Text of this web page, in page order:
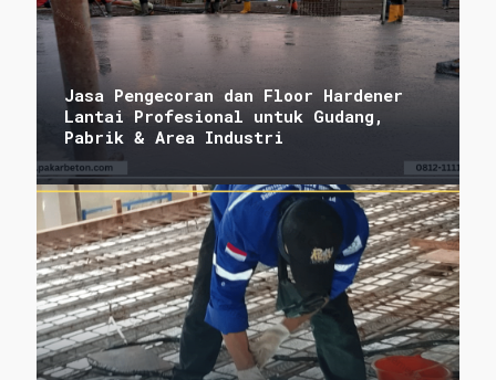
Jasa Pengecoran dan Floor Hardener
Lantai Profesional untuk Gudang,
Pabrik & Area Industri